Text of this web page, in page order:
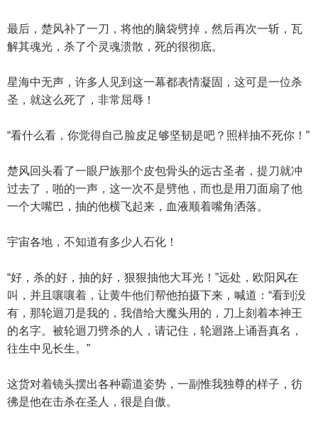
最后，楚风补了一刀，将他的脑袋劈掉，然后再次一斩，瓦
解其魂光，杀了个灵魂溃散，死的很彻底。
星海中无声，许多人见到这一幕都表情凝固，这可是一位杀
圣，就这么死了，非常屈辱！
“看什么看，你觉得自己脸皮足够坚韧是吧？照样抽不死你！”
楚风回头看了一眼尸族那个皮包骨头的远古圣者，提刀就冲
过去了，啪的一声，这一次不是劈他，而也是用刀面扇了他
一个大嘴巴，抽的他横飞起来，血液顺着嘴角洒落。
宇宙各地，不知道有多少人石化！
“好，杀的好，抽的好，狠狠抽他大耳光！”远处，欧阳风在
叫，并且嚷嚷着，让黄牛他们帮他拍摄下来，喊道：“看到没
有，那轮迴刀是我的，我借给大魔头用的，刀上刻着本神王
的名字。被轮迴刀劈杀的人，请记住，轮迴路上诵吾真名，
往生中见长生。”
这货对着镜头摆出各种霸道姿势，一副惟我独尊的样子，彷
彿是他在击杀在圣人，很是自傲。